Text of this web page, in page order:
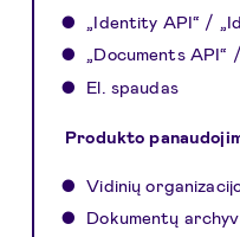
„Identity API“ /
„Documents API“
El. spaudas
Produkto
Vidinių
Dokumentų